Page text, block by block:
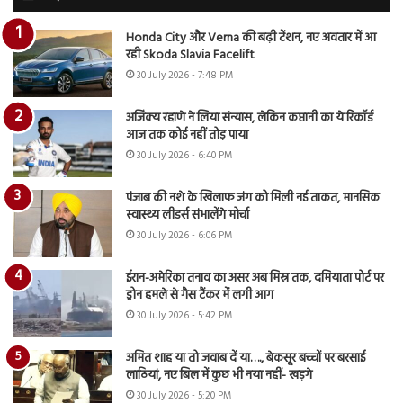
Honda City और Verna की बढ़ी टेंशन, नए अवतार में आ
रही Skoda Slavia Facelift
30 July 2026 - 7:48 PM
अजिंक्य रहाणे ने लिया संन्यास, लेकिन कप्तानी का ये रिकॉर्ड
आज तक कोई नहीं तोड़ पाया
30 July 2026 - 6:40 PM
पंजाब की नशे के खिलाफ जंग को मिली नई ताकत, मानसिक
स्वास्थ्य लीडर्स संभालेंगे मोर्चा
30 July 2026 - 6:06 PM
ईरान-अमेरिका तनाव का असर अब मिस्र तक, दमियाता पोर्ट पर
ड्रोन हमले से गैस टैंकर में लगी आग
30 July 2026 - 5:42 PM
अमित शाह या तो जवाब दें या…., बेकसूर बच्चों पर बरसाई
लाठियां, नए बिल में कुछ भी नया नहीं- खड़गे
30 July 2026 - 5:20 PM